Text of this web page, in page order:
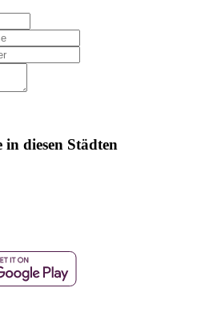
in diesen Städten